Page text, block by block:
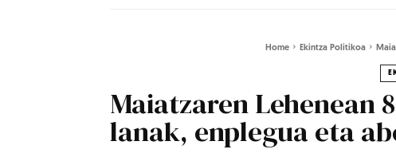
Home Ekintza Politikoa
Maiatzaren Lehenean
lanak, enplegua eta